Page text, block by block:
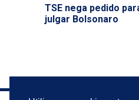
TSE nega pedido
julgar Bolsonaro